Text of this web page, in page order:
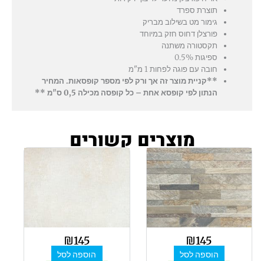
תוצרת ספרד
גימור מט בשילוב מבריק
פורצלן דחוס חזק במיוחד
תקסטורה משתנה
ספיגות 0.5%
חובה עם פוגה לפחות 1 מ"מ
**קניית מוצר זה אך ורק לפי מספר קופסאות. המחיר
הנתון לפי קופסא אחת – כל קופסה מכילה 0,5 ס"מ **
מוצרים קשורים
₪145
הוספה לסל
₪145
הוספה לסל